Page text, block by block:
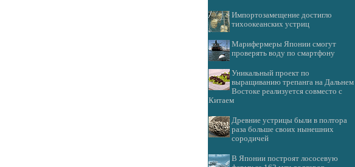
Импортозамещение достигло
тихоокеанских устриц
Марифермеры Японии смогут
проверять воду по смартфону
Уникальный проект по
выращиванию трепанга на Дальнем
Востоке реализуется совместо с
Китаем
Древние устрицы были в полтора
раза больше своих нынешних
сородичей
В Японии построят лососевую